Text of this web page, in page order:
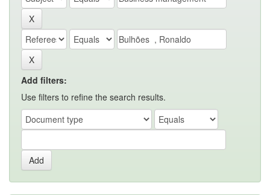
Add filters:
Use filters to refine the search results.